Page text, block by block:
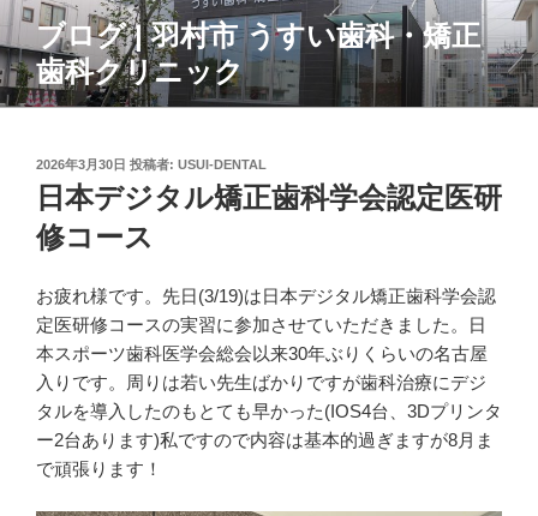
コ
ン
テ
ン
ブログ | 羽村市 うすい歯科・矯正
歯科クリニック
投
稿
日:
2026年3月30日 投稿者: USUI-DENTAL
日本デジタル矯正歯科学会認定医研
修コース
お疲れ様です。先日(3/19)は日本デジタル矯正歯科学会認
定医研修コースの実習に参加させていただきました。日
本スポーツ歯科医学会総会以来30年ぶりくらいの名古屋
入りです。周りは若い先生ばかりですが歯科治療にデジ
タルを導入したのもとても早かった(IOS4台、3Dプリンタ
ー2台あります)私ですので内容は基本的過ぎますが8月ま
で頑張ります！